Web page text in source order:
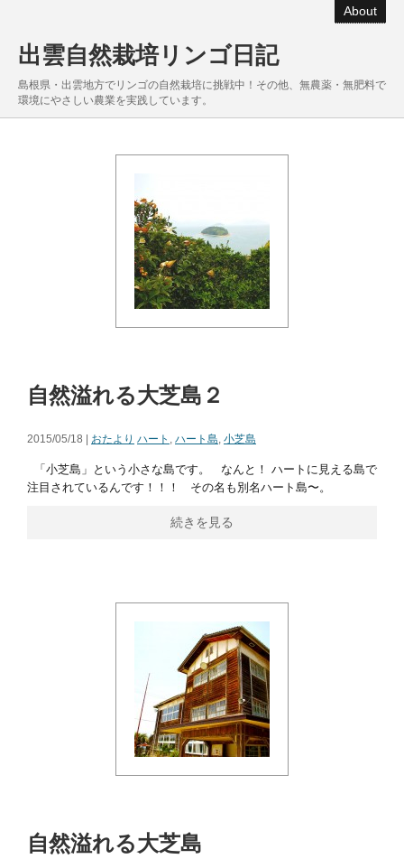
About
出雲自然栽培リンゴ日記
島根県・出雲地方でリンゴの自然栽培に挑戦中！その他、無農薬・無肥料で
環境にやさしい農業を実践しています。
自然溢れる大芝島２
2015/05/18 | おたより ハート , ハート島, 小芝島
「小芝島」という小さな島です。 なんと！ ハートに見える島で
注目されているんです！！！ その名も別名ハート島〜。
続きを見る
自然溢れる大芝島